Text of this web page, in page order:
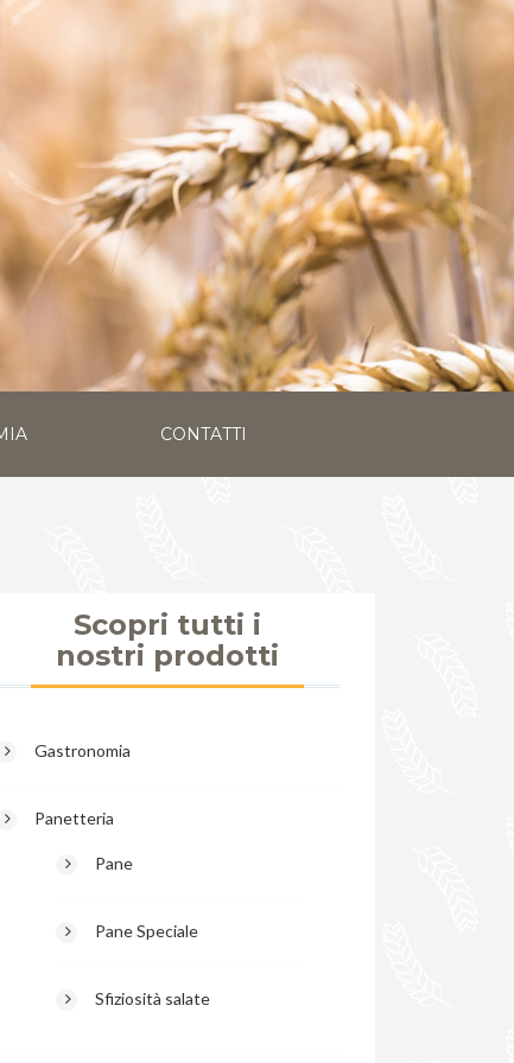
CONTATTI
Scopri tutti i
nostri prodotti
Gastronomia
Panetteria
Pane
Pane Speciale
Sfiziosità salate